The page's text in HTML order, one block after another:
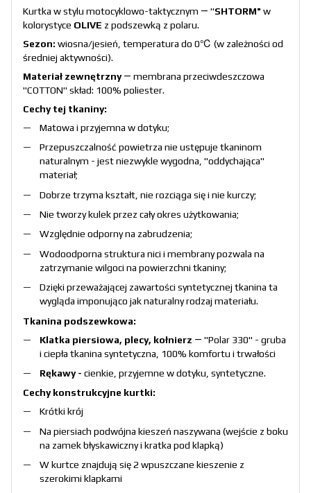
Kurtka w stylu motocyklowo-taktycznym ― "SHTORM" w
kolorystyce OLIVE z podszewką z polaru.
Sezon: wiosna/jesień, temperatura do 0℃ (w zależności od
średniej aktywności).
Materiał zewnętrzny― membrana przeciwdeszczowa
"COTTON" skład: 100% poliester.
Cechy tej tkaniny:
Matowa i przyjemna w dotyku;
Przepuszczalność powietrza nie ustępuje tkaninom
naturalnym - jest niezwykle wygodna, "oddychająca"
materiał;
Dobrze trzyma kształt, nie rozciąga się i nie kurczy;
Nie tworzy kulek przez cały okres użytkowania;
Względnie odporny na zabrudzenia;
Wodoodporna struktura nici i membrany pozwala na
zatrzymanie wilgoci na powierzchni tkaniny;
Dzięki przeważającej zawartości syntetycznej tkanina ta
wygląda imponująco jak naturalny rodzaj materiału.
Tkanina podszewkowa:
Klatka piersiowa, plecy, kołnierz ― "Polar 330" - gruba
i ciepła tkanina syntetyczna, 100% komfortu i trwałości
Rękawy - cienkie, przyjemne w dotyku, syntetyczne.
Cechy konstrukcyjne kurtki:
Krótki krój
Na piersiach podwójna kieszeń naszywana (wejście z boku
na zamek błyskawiczny i kratka pod klapką)
W kurtce znajdują się 2 wpuszczane kieszenie z
szerokimi klapkami